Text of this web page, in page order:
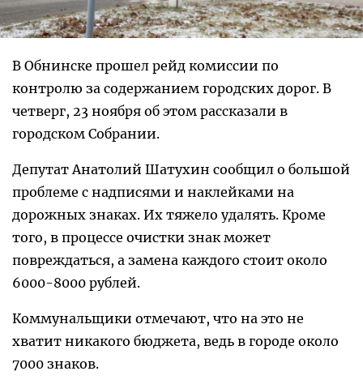
В Обнинске прошел рейд комиссии по
контролю за содержанием городских дорог. В
четверг, 23 ноября об этом рассказали в
городском Собрании.
Депутат Анатолий Шатухин сообщил о большой
проблеме с надписями и наклейками на
дорожных знаках. Их тяжело удалять. Кроме
того, в процессе очистки знак может
повреждаться, а замена каждого стоит около
6000-8000 рублей.
Коммунальщики отмечают, что на это не
хватит никакого бюджета, ведь в городе около
7000 знаков.